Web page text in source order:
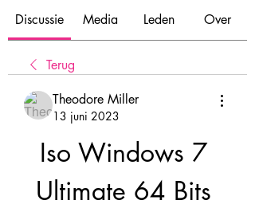
Discussie Media Leden Over
Terug
Theodore Miller
13 juni 2023
Iso Windows 7
Ultimate 64 Bits